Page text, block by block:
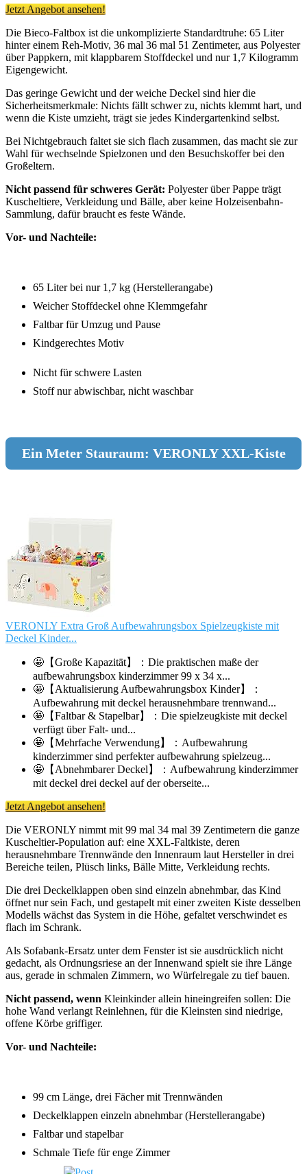
Jetzt Angebot ansehen!
Die Bieco-Faltbox ist die unkomplizierte Standardtruhe: 65 Liter
hinter einem Reh-Motiv, 36 mal 36 mal 51 Zentimeter, aus Polyester
über Pappkern, mit klappbarem Stoffdeckel und nur 1,7 Kilogramm
Eigengewicht.
Das geringe Gewicht und der weiche Deckel sind hier die
Sicherheitsmerkmale: Nichts fällt schwer zu, nichts klemmt hart, und
wenn die Kiste umzieht, trägt sie jedes Kindergartenkind selbst.
Bei Nichtgebrauch faltet sie sich flach zusammen, das macht sie zur
Wahl für wechselnde Spielzonen und den Besuchskoffer bei den
Großeltern.
Nicht passend für schweres Gerät: Polyester über Pappe trägt
Kuscheltiere, Verkleidung und Bälle, aber keine Holzeisenbahn-
Sammlung, dafür braucht es feste Wände.
Vor- und Nachteile:
65 Liter bei nur 1,7 kg (Herstellerangabe)
Weicher Stoffdeckel ohne Klemmgefahr
Faltbar für Umzug und Pause
Kindgerechtes Motiv
Nicht für schwere Lasten
Stoff nur abwischbar, nicht waschbar
Ein Meter Stauraum: VERONLY XXL-Kiste
VERONLY Extra Groß Aufbewahrungsbox Spielzeugkiste mit
Deckel Kinder...
🤩【Große Kapazität】：Die praktischen maße der
aufbewahrungsbox kinderzimmer 99 x 34 x...
🤩【Aktualisierung Aufbewahrungsbox Kinder】：
Aufbewahrung mit deckel herausnehmbare trennwand...
🤩【Faltbar & Stapelbar】：Die spielzeugkiste mit deckel
verfügt über Falt- und...
🤩【Mehrfache Verwendung】：Aufbewahrung
kinderzimmer sind perfekter aufbewahrung spielzeug...
🤩【Abnehmbarer Deckel】：Aufbewahrung kinderzimmer
mit deckel drei deckel auf der oberseite...
Jetzt Angebot ansehen!
Die VERONLY nimmt mit 99 mal 34 mal 39 Zentimetern die ganze
Kuscheltier-Population auf: eine XXL-Faltkiste, deren
herausnehmbare Trennwände den Innenraum laut Hersteller in drei
Bereiche teilen, Plüsch links, Bälle Mitte, Verkleidung rechts.
Die drei Deckelklappen oben sind einzeln abnehmbar, das Kind
öffnet nur sein Fach, und gestapelt mit einer zweiten Kiste desselben
Modells wächst das System in die Höhe, gefaltet verschwindet es
flach im Schrank.
Als Sofabank-Ersatz unter dem Fenster ist sie ausdrücklich nicht
gedacht, als Ordnungsriese an der Innenwand spielt sie ihre Länge
aus, gerade in schmalen Zimmern, wo Würfelregale zu tief bauen.
Nicht passend, wenn Kleinkinder allein hineingreifen sollen: Die
hohe Wand verlangt Reinlehnen, für die Kleinsten sind niedrige,
offene Körbe griffiger.
Vor- und Nachteile:
99 cm Länge, drei Fächer mit Trennwänden
Deckelklappen einzeln abnehmbar (Herstellerangabe)
Faltbar und stapelbar
Schmale Tiefe für enge Zimmer